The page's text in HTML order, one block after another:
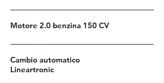
Motore 2.0 benzina 150 CV
Cambio automatico
Lineartronic